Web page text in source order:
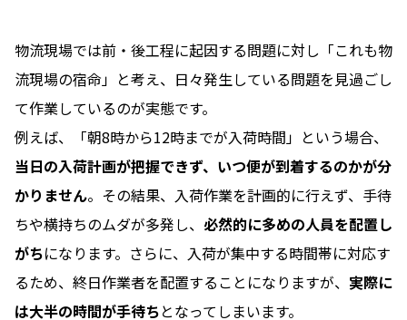
物流現場では前・後工程に起因する問題に対し「これも物
流現場の宿命」と考え、日々発生している問題を見過ごし
て作業しているのが実態です。
例えば、「朝8時から12時までが入荷時間」という場合、
当日の入荷計画が把握できず、いつ便が到着するのかが分
かりません。その結果、入荷作業を計画的に行えず、手待
ちや横持ちのムダが多発し、 必然的に多めの人員を配置し
がちになります。さらに、入荷が集中する時間帯に対応す
るため、終日作業者を配置することになりますが、 実際に
は大半の時間が手待ちとなってしまいます。